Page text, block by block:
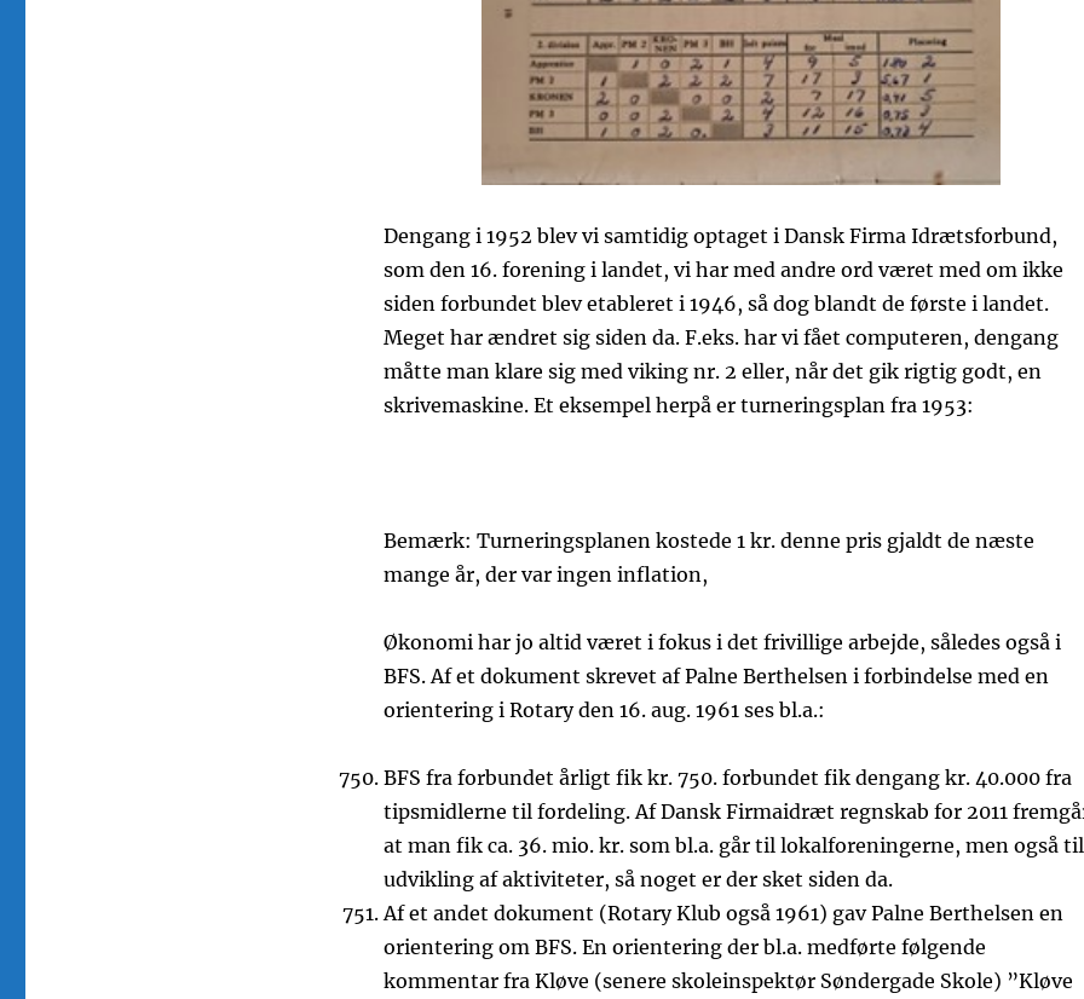
Dengang i 1952 blev vi samtidig optaget i Dansk Firma Idrætsforbund,
som den 16. forening i landet, vi har med andre ord været med om ikke
siden forbundet blev etableret i 1946, så dog blandt de første i landet.
Meget har ændret sig siden da. F.eks. har vi fået computeren, dengang
måtte man klare sig med viking nr. 2 eller, når det gik rigtig godt, en
skrivemaskine. Et eksempel herpå er turneringsplan fra 1953:
Bemærk: Turneringsplanen kostede 1 kr. denne pris gjaldt de næste
mange år, der var ingen inflation,
Økonomi har jo altid været i fokus i det frivillige arbejde, således også i
BFS. Af et dokument skrevet af Palne Berthelsen i forbindelse med en
orientering i Rotary den 16. aug. 1961 ses bl.a.:
BFS fra forbundet årligt fik kr. 750. forbundet fik dengang kr. 40.000 fra
tipsmidlerne til fordeling. Af Dansk Firmaidræt regnskab for 2011
at man fik ca. 36. mio. kr. som bl.a. går til lokalforeningerne, men også til
udvikling af aktiviteter, så noget er der sket siden da.
Af et andet dokument (Rotary Klub også 1961) gav Palne Berthelsen en
orientering om BFS. En orientering der bl.a. medførte følgende
kommentar fra Kløve (senere skoleinspektør Søndergade Skole) ”Kløve